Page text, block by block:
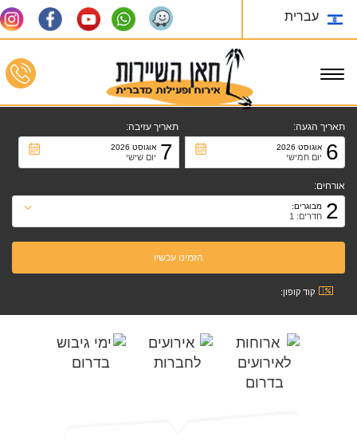
עברית
Toggle
navigation
תאריך הגעה:
6 אוגוסט 2026
יום חמישי
תאריך עזיבה:
7 אוגוסט 2026
יום שישי
אורחים:
2 מבוגרים:
חדרים: 1
קוד קופון: